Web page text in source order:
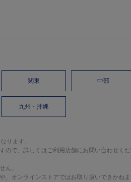
関東 中部
九州・沖縄
ります。
ので、詳しくはご利用店舗にお問い合わせくだ
ん。
オンラインストアではお取り扱いできかねま